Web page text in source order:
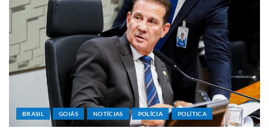
BRASIL GOIÁS NOTÍCIAS POLÍCIA POLÍTICA